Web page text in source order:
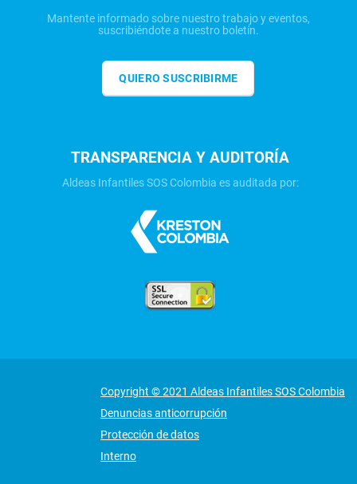
Mantente informado sobre nuestro trabajo y eventos,
suscribiéndote a nuestro boletín.
QUIERO SUSCRIBIRME
TRANSPARENCIA Y AUDITORÍA
Aldeas Infantiles SOS Colombia es auditada por:
Copyright © 2021 Aldeas Infantiles SOS Colombia
Denuncias anticorrupción
Protección de datos
Interno